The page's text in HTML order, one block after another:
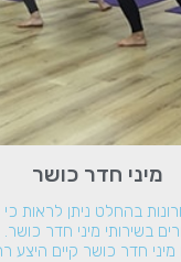
מיני חדר כושר
בהחלט ניתן לראות כי
בשירותי מיני חדר כושר.
חדר כושר קיים היצע